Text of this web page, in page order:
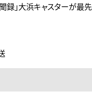
録」大浜キャスターが最